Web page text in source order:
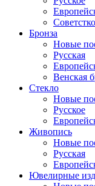
Бронза
Новые
Русская
Венская
Стекло
Новые
Русское
Живопись
Новые
Русская
Ювелирные